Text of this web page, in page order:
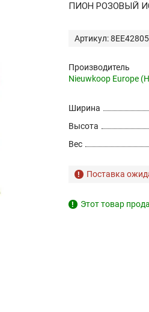
ПИОН РОЗОВЫЙ
Артикул:
Производитель
Nieuwkoop Europe
Ширина
Высота
Вес
Поставка
! Этот товар